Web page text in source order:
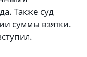
Также суд
суммы взятки.